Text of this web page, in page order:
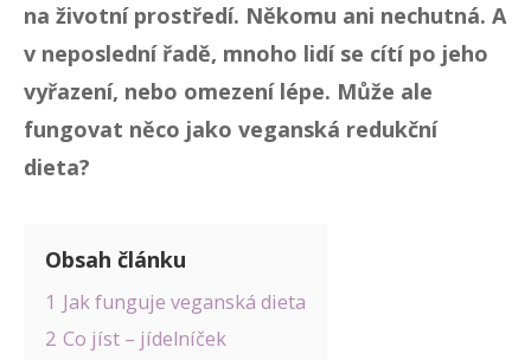
na životní prostředí. Někomu ani nechutná. A
v neposlední řadě, mnoho lidí se cítí po jeho
vyřazení, nebo omezení lépe. Může ale
fungovat něco jako veganská redukční
dieta?
Obsah článku
1 Jak funguje veganská dieta
2 Co jíst – jídelníček